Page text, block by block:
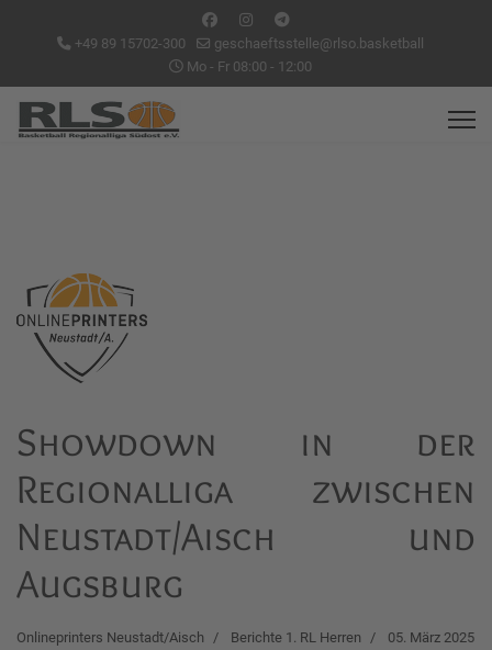
+49 89 15702-300
geschaeftsstelle@rlso.basketball
Mo - Fr 08:00 - 12:00
Showdown in der
Regionalliga zwischen
Neustadt/Aisch und
Augsburg
Onlineprinters Neustadt/Aisch Berichte 1. RL Herren
05. März 2025